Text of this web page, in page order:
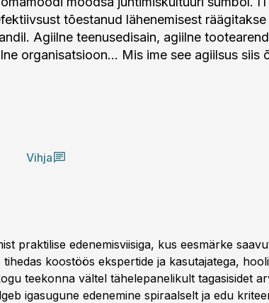
tõestanud lähenemisest
Agiilne teenusedisain, agiilne
organisatsioon… Mis ime see agiilsus siis
Vihja
praktilise edenemisviisiga, kus eesmärke
koostöös ekspertide ja kasutajatega,
teekonna vältel tähelepanelikult tagasisidet
igasugune edenemine spiraalselt ja edu